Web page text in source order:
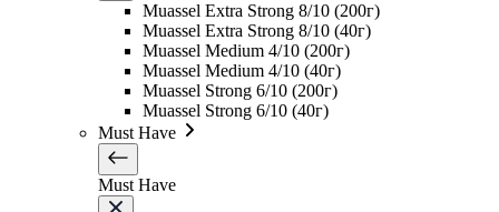
Muassel Extra Strong 8/10 (200г)
Muassel Extra Strong 8/10 (40г)
Muassel Medium 4/10 (200г)
Muassel Medium 4/10 (40г)
Muassel Strong 6/10 (200г)
Muassel Strong 6/10 (40г)
Must Have
Must Have